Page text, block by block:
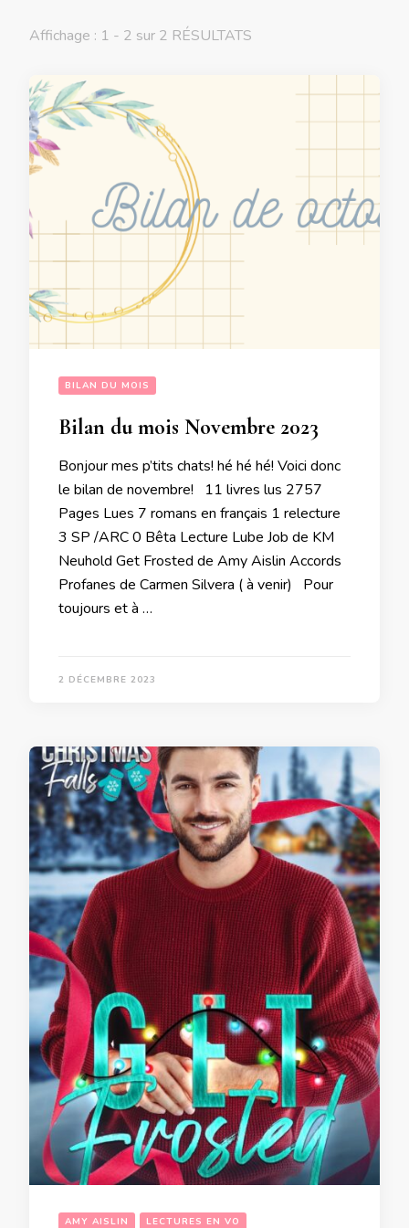
Affichage : 1 - 2 sur 2 RÉSULTATS
BILAN DU MOIS
Bilan du mois Novembre 2023
Bonjour mes p’tits chats! hé hé hé! Voici donc
le bilan de novembre! 11 livres lus 2757
Pages Lues 7 romans en français 1 relecture
3 SP /ARC 0 Bêta Lecture Lube Job de KM
Neuhold Get Frosted de Amy Aislin Accords
Profanes de Carmen Silvera ( à venir) Pour
toujours et à …
2 DÉCEMBRE 2023
AMY AISLIN LECTURES EN VO